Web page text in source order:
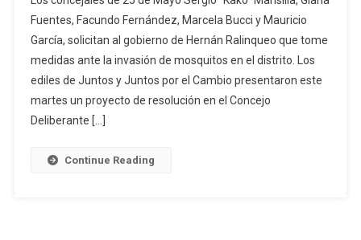
Y
Juntos
Por
El
Cambio
Piden
Fuentes, Facundo Fernández, Marcela Bucci y Mauricio
García, solicitan al gobierno de Hernán Ralinqueo que tome
medidas ante la invasión de mosquitos en el distrito. Los
ediles de Juntos y Juntos por el Cambio presentaron este
martes un proyecto de resolución en el Concejo
Deliberante […]
Continue Reading